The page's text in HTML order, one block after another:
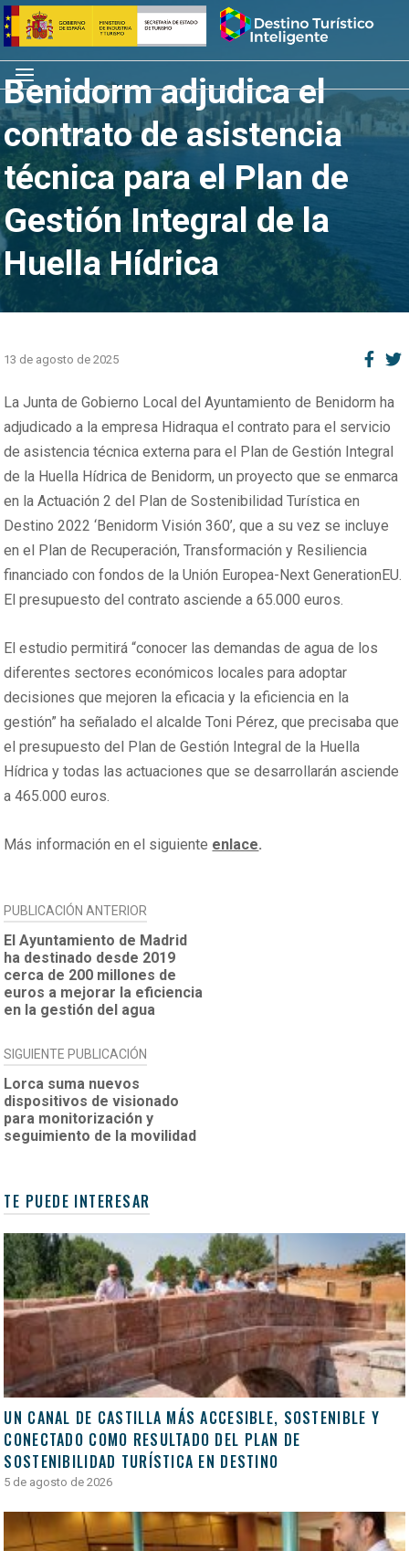
Saltar
al
contenido
Inicio
Menú
Benidorm adjudica el
contrato de asistencia
técnica para el Plan de
Gestión Integral de la
Huella Hídrica
13 de agosto de 2025
La Junta de Gobierno Local del Ayuntamiento de Benidorm ha
adjudicado a la empresa Hidraqua el contrato para el servicio
de asistencia técnica externa para el Plan de Gestión Integral
de la Huella Hídrica de Benidorm, un proyecto que se enmarca
en la Actuación 2 del Plan de Sostenibilidad Turística en
Destino 2022 ‘Benidorm Visión 360’, que a su vez se incluye
en el Plan de Recuperación, Transformación y Resiliencia
financiado con fondos de la Unión Europea-Next GenerationEU.
El presupuesto del contrato asciende a 65.000 euros.
El estudio permitirá “conocer las demandas de agua de los
diferentes sectores económicos locales para adoptar
decisiones que mejoren la eficacia y la eficiencia en la
gestión” ha señalado el alcalde Toni Pérez, que precisaba que
el presupuesto del Plan de Gestión Integral de la Huella
Hídrica y todas las actuaciones que se desarrollarán asciende
a 465.000 euros.
Más información en el siguiente enlace.
NAVEGACIÓN
DE
ENTRADAS
PUBLICACIÓN ANTERIOR
El Ayuntamiento de Madrid
ha destinado desde 2019
cerca de 200 millones de
euros a mejorar la eficiencia
en la gestión del agua
SIGUIENTE PUBLICACIÓN
Lorca suma nuevos
dispositivos de visionado
para monitorización y
seguimiento de la movilidad
TE PUEDE INTERESAR
UN CANAL DE CASTILLA MÁS ACCESIBLE, SOSTENIBLE Y
CONECTADO COMO RESULTADO DEL PLAN DE
SOSTENIBILIDAD TURÍSTICA EN DESTINO
5 de agosto de 2026